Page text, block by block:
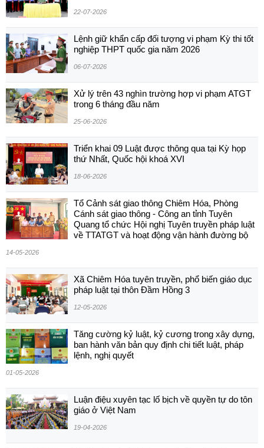
22-07-2026
Lệnh giữ khẩn cấp đối tượng vi phạm Kỳ thi tốt
nghiệp THPT quốc gia năm 2026
06-07-2026
Xử lý trên 43 nghìn trường hợp vi phạm ATGT
trong 6 tháng đầu năm
25-06-2026
Triển khai 09 Luật được thông qua tại Kỳ họp
thứ Nhất, Quốc hội khoá XVI
18-06-2026
Tổ Cảnh sát giao thông Chiêm Hóa, Phòng
Cánh sát giao thông - Công an tỉnh Tuyên
Quang tổ chức Hội nghị Tuyên truyền pháp luật
về TTATGT và hoạt động vận hành đường bộ
14-05-2026
Xã Chiêm Hóa tuyên truyền, phổ biến giáo dục
pháp luật tại thôn Đầm Hồng 3
12-05-2026
Tăng cường kỷ luật, kỷ cương trong xây dựng,
ban hành văn bản quy định chi tiết luật, pháp
lệnh, nghị quyết
01-05-2026
Luận điệu xuyên tạc lố bịch về quyền tự do tôn
giáo ở Việt Nam
19-04-2026